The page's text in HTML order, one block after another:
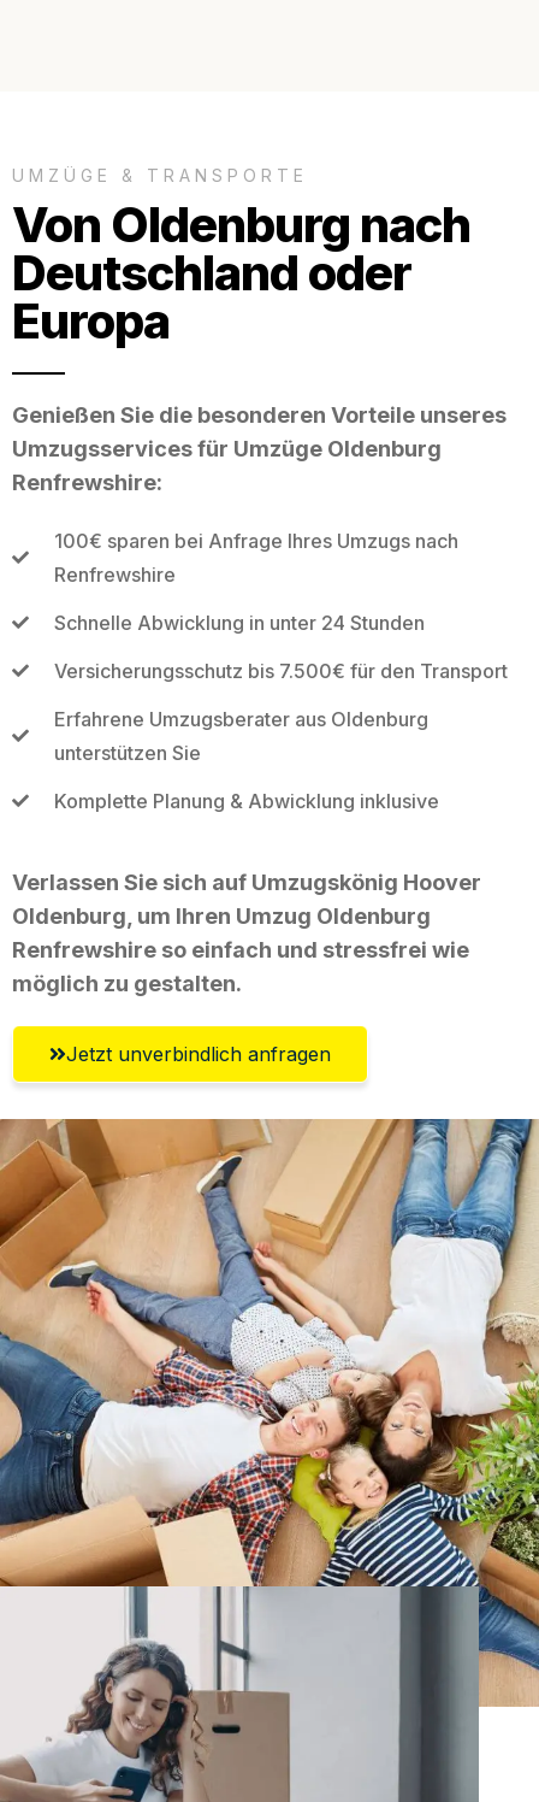
UMZÜGE & TRANSPORTE
Von Oldenburg nach
Deutschland oder
Europa
Genießen Sie die besonderen Vorteile unseres
Umzugsservices für Umzüge Oldenburg
Renfrewshire:
100€ sparen bei Anfrage Ihres Umzugs nach
Renfrewshire
Schnelle Abwicklung in unter 24 Stunden
Versicherungsschutz bis 7.500€ für den Transport
Erfahrene Umzugsberater aus Oldenburg
unterstützen Sie
Komplette Planung & Abwicklung inklusive
Verlassen Sie sich auf Umzugskönig Hoover
Oldenburg, um Ihren Umzug Oldenburg
Renfrewshire so einfach und stressfrei wie
möglich zu gestalten.
Jetzt unverbindlich anfragen